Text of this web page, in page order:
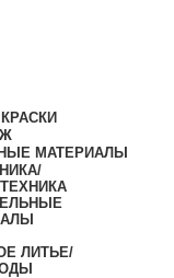
КРАСКИ
МАТЕРИАЛЫ
ЛИТЬЕ/